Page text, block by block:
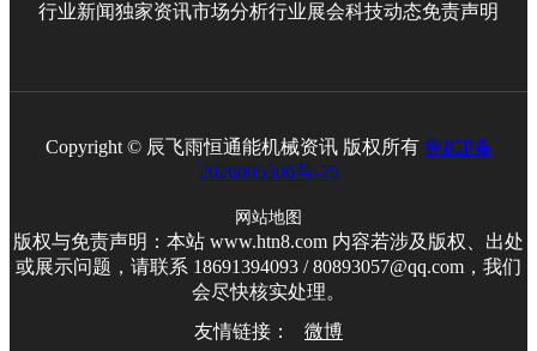
行业新闻独家资讯市场分析行业展会科技动态免责声明
Copyright © 辰飞雨恒通能机械资讯 版权所有 鲁ICP备
2026005306号-75
网站地图
版权与免责声明：本站 www.htn8.com 内容若涉及版权、出处
或展示问题，请联系 18691394093 / 80893057@qq.com，我们
会尽快核实处理。
友情链接：
微博